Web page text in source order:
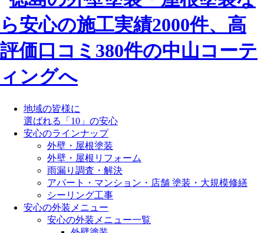
地域の皆様に
選ばれる「10」の安心
安心のラインナップ
外壁・屋根塗装
外壁・屋根リフォーム
雨漏り調査・解決
アパート・マンション・店舗 塗装・大規模修繕
シーリング工事
安心の外装メニュー
安心の外装メニュー一覧